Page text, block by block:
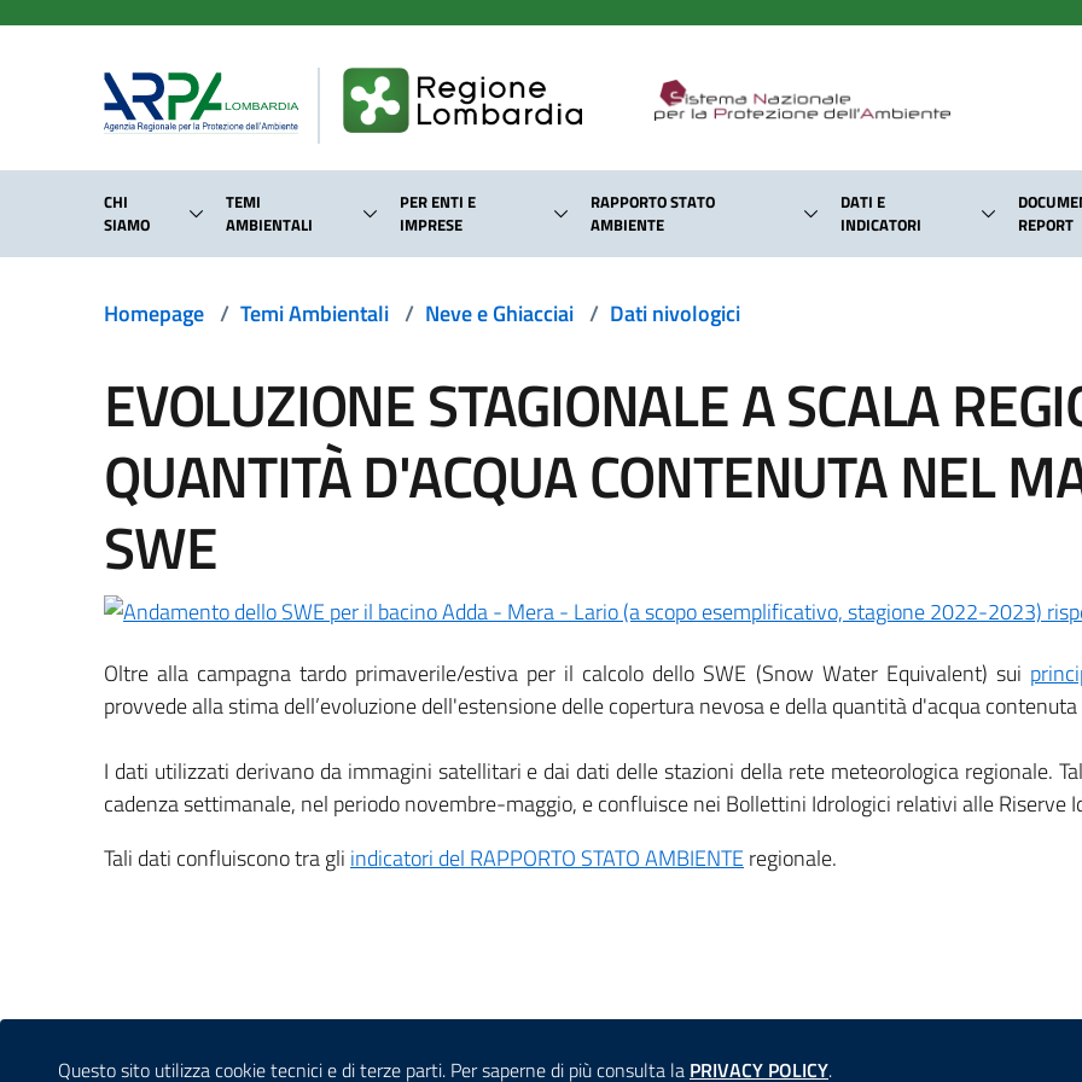
Questo sito utilizza cookie tecnici e di terze parti. Per saperne di più consulta la Consulta la
PRIVACY POLICY.
CHI
SIAMO
TEMI
AMBIENTALI
PER ENTI E
IMPRESE
RAPPORTO STATO
AMBIENTE
DATI E
INDICATORI
REPORT
Homepage / Temi Ambientali / Neve e Ghiacciai / Dati nivologici
EVOLUZIONE STAGIONALE A SCALA
QUANTITÀ D'ACQUA CONTENUTA NEL
SWE
Oltre alla campagna tardo primaverile/estiva per il calcolo dello SWE (Snow Water Equivalent) sui
provvede alla stima dell’evoluzione dell'estensione delle copertura nevosa e della quantità d'acqua
I dati utilizzati derivano da immagini satellitari e dai dati delle stazioni della rete meteorologica regionale.
cadenza settimanale, nel periodo novembre-maggio, e confluisce nei Bollettini Idrologici relativi alle Riserve
Tali dati confluiscono tra gli indicatori del RAPPORTO STATO AMBIENTE regionale.
Sezione Link Utili